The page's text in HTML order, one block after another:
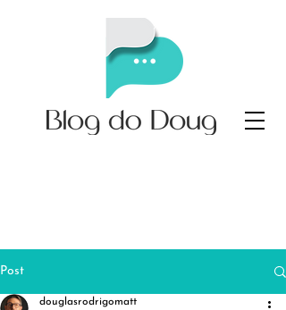
Post
douglasrodrigomatt